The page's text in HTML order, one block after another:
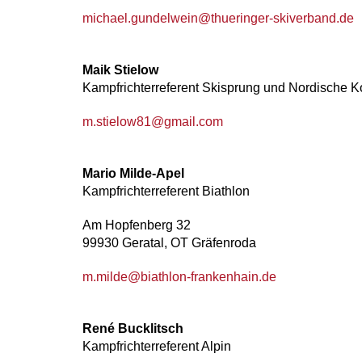
michael.gundelwein@thueringer-skiverband.de
Maik Stielow
Kampfrichterreferent Skisprung und Nordische
m.stielow81@gmail.com
Mario Milde-Apel
Kampfrichterreferent Biathlon
Am Hopfenberg 32
99930 Geratal, OT Gräfenroda
m.milde@biathlon-frankenhain.de
René Bucklitsch
Kampfrichterreferent Alpin